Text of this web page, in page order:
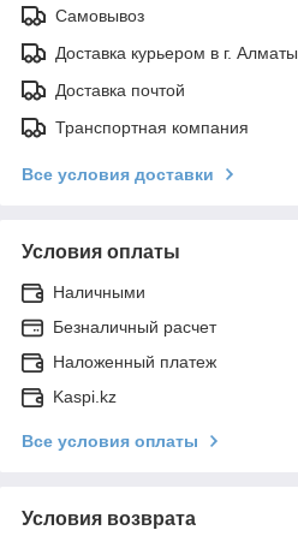
Самовывоз
Доставка курьером в г. Алматы
Доставка почтой
Транспортная компания
Все условия доставки
Условия оплаты
Наличными
Безналичный расчет
Наложенный платеж
Kaspi.kz
Все условия оплаты
Условия возврата